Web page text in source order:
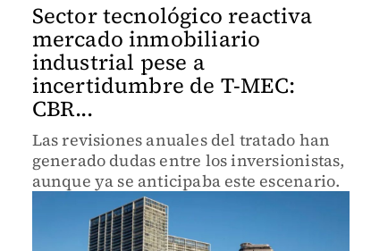
Sector tecnológico reactiva
mercado inmobiliario
industrial pese a
incertidumbre de T-MEC:
CBR...
Las revisiones anuales del tratado han
generado dudas entre los inversionistas,
aunque ya se anticipaba este escenario.